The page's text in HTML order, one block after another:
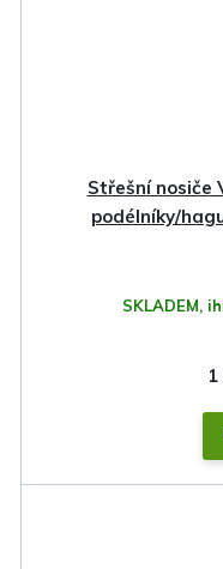
Střešní nosiče
podélníky/
SKLADEM,